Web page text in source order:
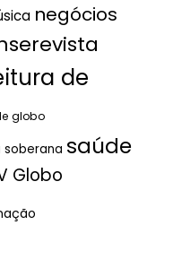
negócios
de
globo
soberana saúde
Globo